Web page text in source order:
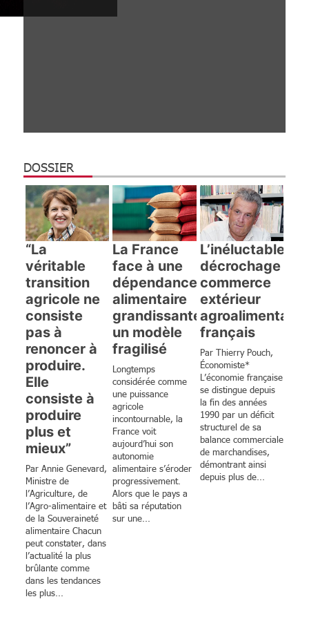
DOSSIER
“La
véritable
transition
agricole ne
consiste
pas à
renoncer à
produire.
Elle
consiste à
produire
plus et
mieux”
Par Annie Genevard,
Ministre de
l’Agriculture, de
l’Agro-alimentaire et
de la Souveraineté
alimentaire Chacun
peut constater, dans
l’actualité la plus
brûlante comme
dans les tendances
les plus...
La France
face à une
dépendance
alimentaire
grandissante :
un modèle
fragilisé
Longtemps
considérée comme
une puissance
agricole
incontournable, la
France voit
aujourd’hui son
autonomie
alimentaire s’éroder
progressivement.
Alors que le pays a
bâti sa réputation
sur une...
L’inéluctable
décrochage du
commerce
extérieur
agroalimentaire
français
Par Thierry Pouch,
Économiste*
L’économie française
se distingue depuis
la fin des années
1990 par un déficit
structurel de sa
balance commerciale
de marchandises,
démontrant ainsi
depuis plus de...